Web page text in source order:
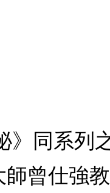
》同系列
曾仕強